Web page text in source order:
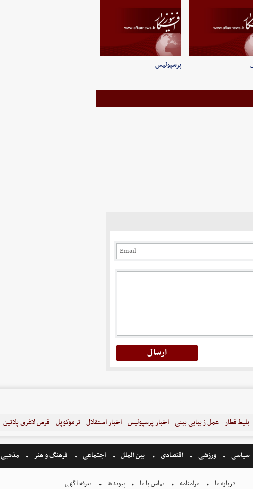
پرسپولیس
بلیط قطار عمل زیبایی بینی اخبار پرسپولیس اخبار استقلال ترموکوپل قرص لاغری پلاتین
سیاسی ورزشی اقتصادی بین الملل اجتماعی فرهنگ و هنر مذهبی
درباره ما مرامنامه تماس با ما پیوندها تعرفه اگهی